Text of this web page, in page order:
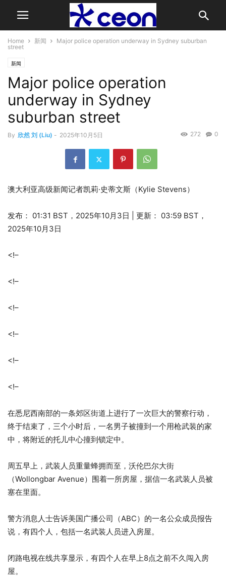
Home 新闻
Major police operation underway in Sydney suburban
street
新闻
Major police operation
underway in Sydney
suburban street
By 欣然 刘 (Liu) - 2025年10月5日 0
272
澳大利亚高级新闻记者凯莉·史蒂文斯（Kylie Stevens）
发布： 01:31 BST，2025年10月3日 更新： 03:59 BST，
2025年10月3日
<!–
<!–
<!–
<!–
<!–
<!–
在悉尼西南部的一条郊区街道上进行了一次巨大的警察行动，
终于结束了，三个小时后，一名男子被撞到一个用枪武装的家
中，将附近的托儿中心撞到锁定中。
周五早上，武装人员重量蜂拥而至，沃伦巴尔大街
（Wollongbar Avenue）围着一所房屋，据信一名武装人员被
塞在里面。
警方消息人士告诉美国广播公司（ABC）的一名公众成员报告
说，有四个人，包括一名武装人员进入房屋。
闭路电视在线共享显示，有四个人在早上8点之前不久闯入房
屋。